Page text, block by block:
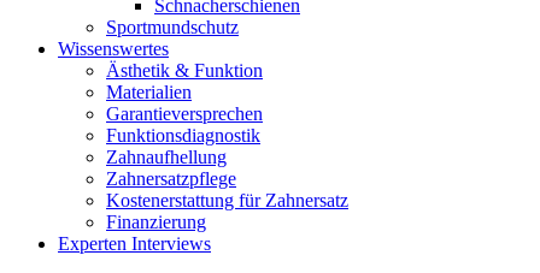
Schnacherschienen
Sportmundschutz
Wissenswertes
Ästhetik & Funktion
Materialien
Garantieversprechen
Funktionsdiagnostik
Zahnaufhellung
Zahnersatzpflege
Kostenerstattung für Zahnersatz
Finanzierung
Experten Interviews